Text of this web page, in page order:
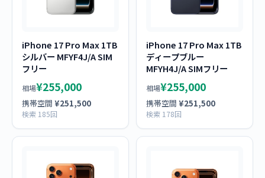
iPhone 17 Pro Max 1TB
シルバー MFYF4J/A SIM
フリー
相場¥255,000
携帯空間 ¥251,500
検索 185回
iPhone 17 Pro Max 1TB
ディープブルー
MFYH4J/A SIMフリー
相場¥255,000
携帯空間 ¥251,500
検索 178回